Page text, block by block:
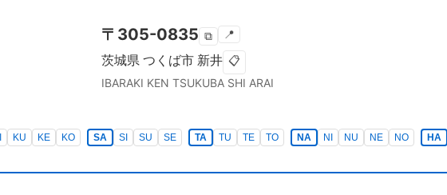
〒 305-0835 ⧉ 📍
茨城県 つくば市 新井 📋
IBARAKI KEN TSUKUBA SHI ARAI
KU KE KO SA SI SU SE TA TU TE TO NA NI NU NE NO HA